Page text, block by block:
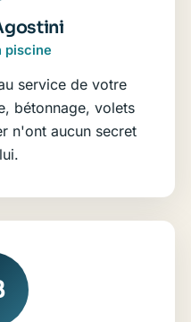
piscine
service de votre
bétonnage, volets
n'ont aucun secret